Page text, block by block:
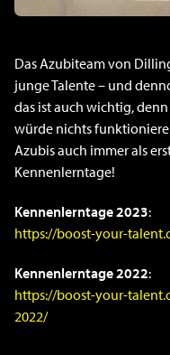
Das Azubiteam von
junge Talente – und
das ist auch wichtig,
würde nichts
Azubis auch immer als
Kennenlerntage!
Kennenlerntage2023:
https://boost-your-
Kennenlerntage 2022:
https://boost-your-
2022/